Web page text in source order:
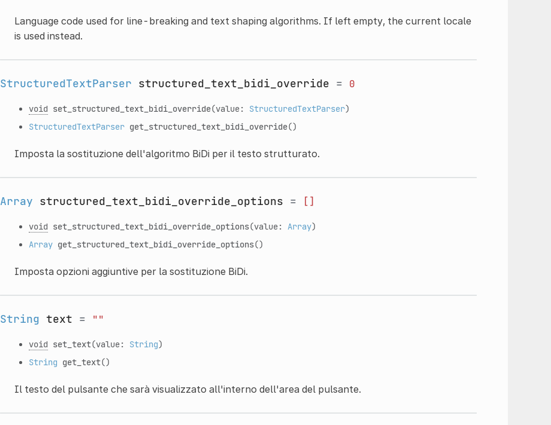
Language code used for line-breaking and text shaping algorithms. If left empty, the current locale
is used instead.
StructuredTextParser structured_text_bidi_override = 0
void set_structured_text_bidi_override(value: StructuredTextParser)
StructuredTextParser get_structured_text_bidi_override()
Imposta la sostituzione dell'algoritmo BiDi per il testo strutturato.
Array structured_text_bidi_override_options = []
void set_structured_text_bidi_override_options(value: Array)
Array get_structured_text_bidi_override_options()
Imposta opzioni aggiuntive per la sostituzione BiDi.
String text = ""
void set_text(value: String)
String get_text()
Il testo del pulsante che sarà visualizzato all'interno dell'area del pulsante.